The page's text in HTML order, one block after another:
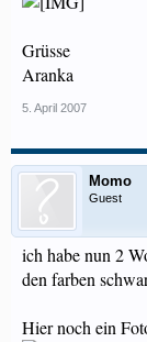
Grüsse
Aranka
5. April 2007
Momo
Guest
ich habe nun 2
den farben
Hier noch ein